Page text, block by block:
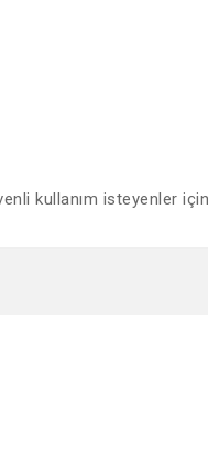
kullanım isteyenler